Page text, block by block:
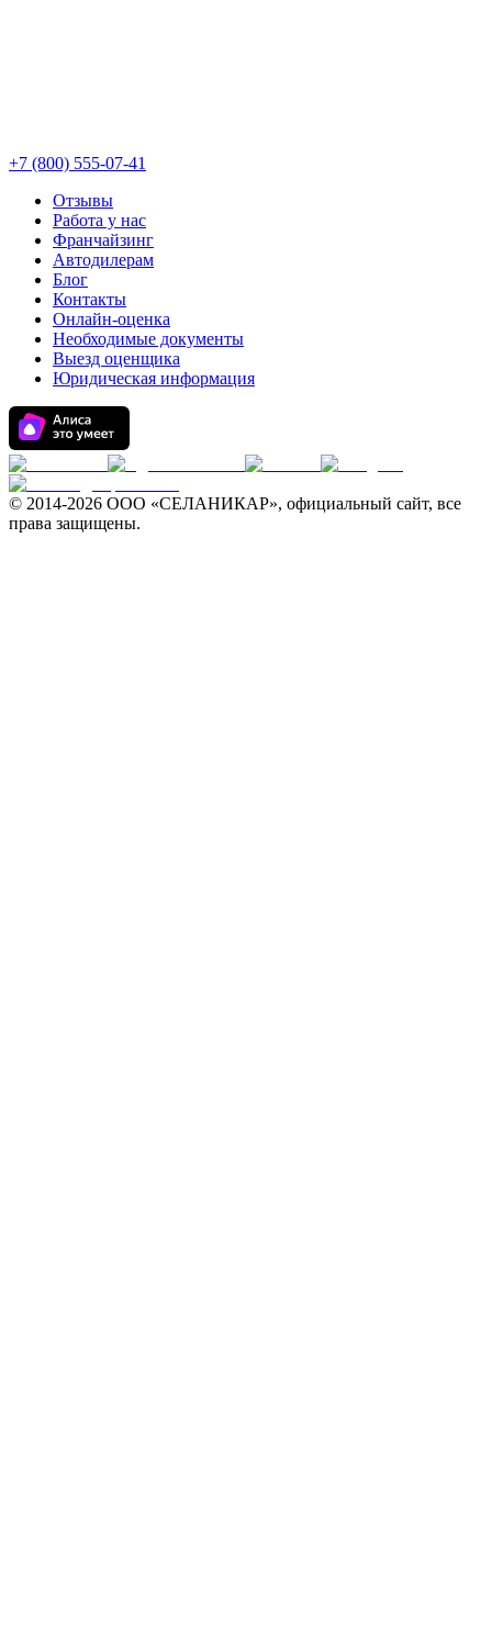
+7 (800) 555-07-41
Отзывы
Работа у нас
Франчайзинг
Автодилерам
Блог
Контакты
Онлайн-оценка
Необходимые документы
Выезд оценщика
Юридическая информация
© 2014-2026 ООО «СЕЛАНИКАР», официальный сайт, все
права защищены.